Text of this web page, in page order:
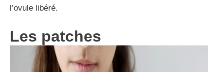
l’ovule libéré.
Les patches